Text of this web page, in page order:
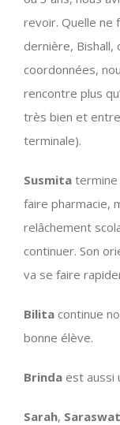
revoir. Quelle ne
dernière,
coordonnées,
rencontre plus
très bien et
terminale).
Susmita termine
faire pharmacie,
relâchement
continuer. Son
va se faire
Bilita continue
bonne élève.
Brinda est aussi
Sarah,